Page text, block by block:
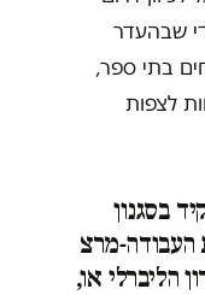
שבהעדר
בתי ספר,
לצפות
בסגנון
העבודה-מרצ
הליברלי או,